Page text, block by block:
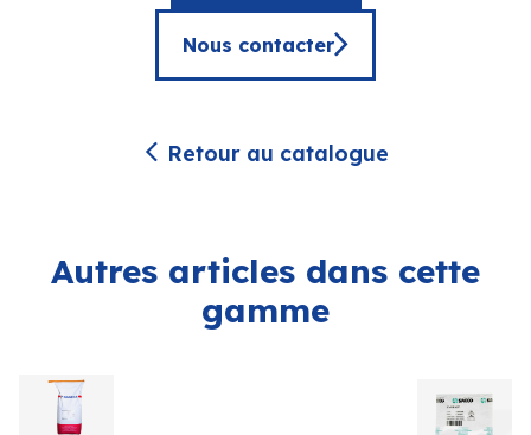
Nous contacter
Retour au catalogue
Autres articles dans cette
gamme